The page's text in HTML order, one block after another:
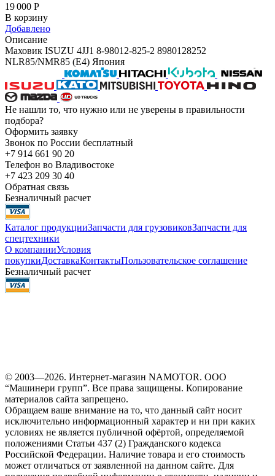
19 000 Р
В корзину
Добавлено
Описание
Маховик ISUZU 4JJ1 8-98012-825-2 8980128252
NLR85/NMR85 (E4) Япония
Не нашли то, что нужно или не уверены в правильности
подбора?
Оформить заявку
Звонок по России бесплатный
+7 914 661 90 20
Телефон во Владивостоке
+7 423 209 30 40
Обратная связь
Безналичный расчет
Каталог продукцииЗапчасти для грузовиковЗапчасти для
спецтехники
О компанииУсловия
покупкиДоставкаКонтактыПользовательское соглашение
Безналичный расчет
© 2003—2026. Интернет-магазин NAMOTOR. ООО
“Машинери групп”. Все права защищены. Копирование
материалов сайта запрещено.
Обращаем ваше внимание на то, что данный сайт носит
исключительно информационный характер и ни при каких
условиях не является публичной офёртой, определяемой
положениями Статьи 437 (2) Гражданского кодекса
Российской Федерации. Наличие товара и его стоимость
может отличаться от заявленной на данном сайте. Для